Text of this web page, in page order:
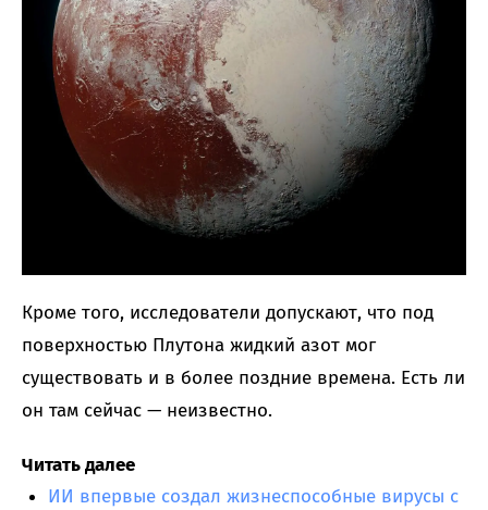
Кроме того, исследователи допускают, что под
поверхностью Плутона жидкий азот мог
существовать и в более поздние времена. Есть ли
он там сейчас — неизвестно.
Читать далее
ИИ впервые создал жизнеспособные вирусы с